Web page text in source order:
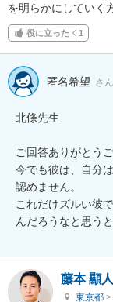
を明らかにしていく
役に立った 1
匿名希望 さん
北條先生
ご回答ありがとう
今でも彼は、自分
認めません。
これだけズルい彼
んだろうなと思う
藤本 顯人
東京都 >